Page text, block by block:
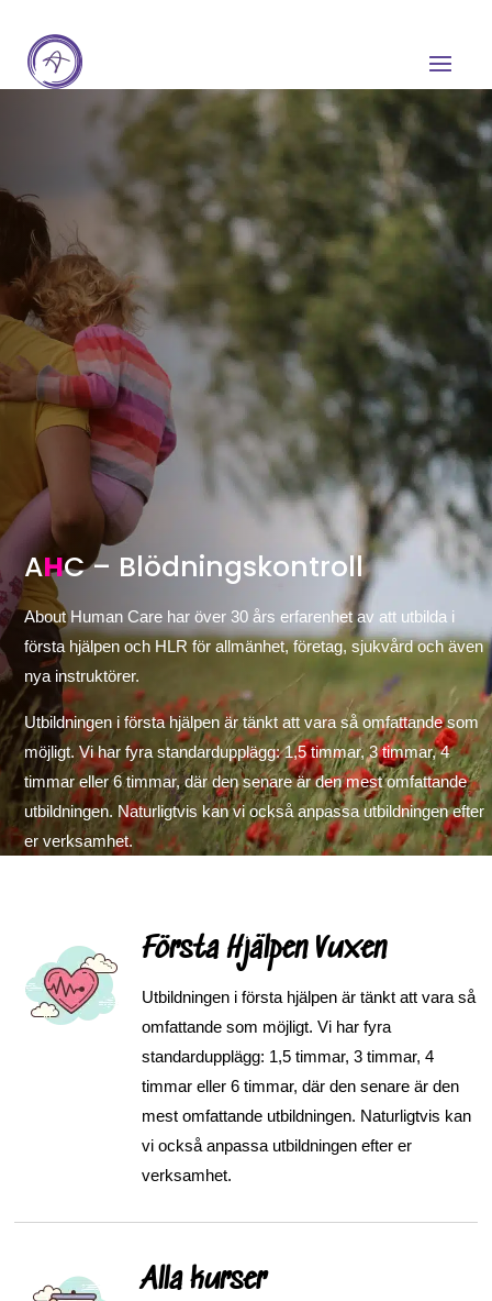
AHC – Blödningskontroll
About Human Care har över 30 års erfarenhet av att utbilda i
första hjälpen och HLR för allmänhet, företag, sjukvård och även
nya instruktörer.
Utbildningen i första hjälpen är tänkt att vara så omfattande som
möjligt. Vi har fyra standardupplägg: 1,5 timmar, 3 timmar, 4
timmar eller 6 timmar, där den senare är den mest omfattande
utbildningen. Naturligtvis kan vi också anpassa utbildningen efter
er verksamhet.
Första Hjälpen Vuxen
Utbildningen i första hjälpen är tänkt att vara så
omfattande som möjligt. Vi har fyra
standardupplägg: 1,5 timmar, 3 timmar, 4
timmar eller 6 timmar, där den senare är den
mest omfattande utbildningen. Naturligtvis kan
vi också anpassa utbildningen efter er
verksamhet.
Alla kurser